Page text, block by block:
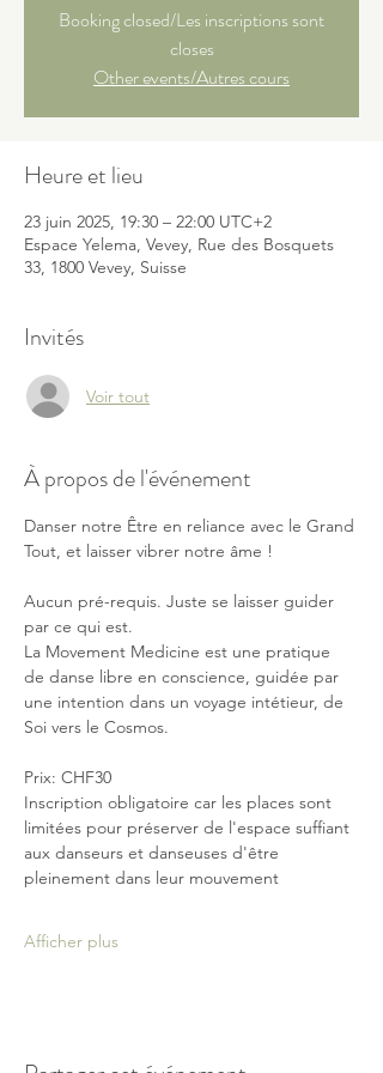
Booking closed/Les inscriptions sont
closes
Other events/Autres cours
Heure et lieu
23 juin 2025, 19:30 – 22:00 UTC+2
Espace Yelema, Vevey, Rue des Bosquets
33, 1800 Vevey, Suisse
Invités
Voir tout
À propos de l'événement
Danser notre Être en reliance avec le Grand
Tout, et laisser vibrer notre âme !
Aucun pré-requis. Juste se laisser guider
par ce qui est.
La Movement Medicine est une pratique
de danse libre en conscience, guidée par
une intention dans un voyage intétieur, de
Soi vers le Cosmos.
Prix: CHF30
Inscription obligatoire car les places sont
limitées pour préserver de l'espace suffiant
aux danseurs et danseuses d'être
pleinement dans leur mouvement
Afficher plus